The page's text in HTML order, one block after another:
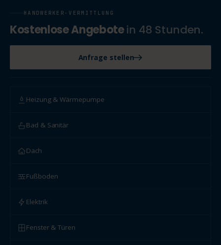
HANDWERKER-VERMITTLUNG
Kostenlose Angebotein 48 Stunden.
Anfrage stellen
Heizung & Wärmepumpe
Bad & Sanitär
Dach
Fußboden
Elektrik
Fenster & Türen